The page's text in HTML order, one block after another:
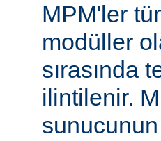
MPM'ler
modüller
sırasında
ilintilenir.